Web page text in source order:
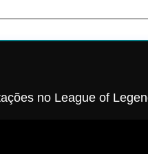
no League of